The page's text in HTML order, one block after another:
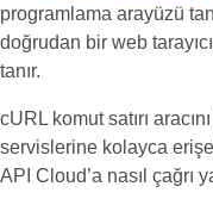
programlama arayüzü
doğrudan bir web
tanır.
cURL komut satırı
servislerine kolayca
API Cloud’a nasıl çağrı